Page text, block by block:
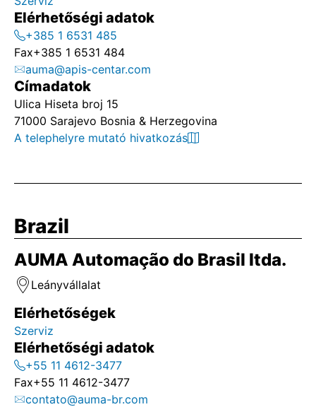
Elérhetőségi adatok
+385 1 6531 485
Fax+385 1 6531 484
auma@apis-centar.com
Címadatok
Ulica Hiseta broj 15
71000 Sarajevo Bosnia & Herzegovina
A telephelyre mutató hivatkozás
Brazil
AUMA Automação do Brasil ltda.
Leányvállalat
Elérhetőségek
Szerviz
Elérhetőségi adatok
+55 11 4612-3477
Fax+55 11 4612-3477
contato@auma-br.com